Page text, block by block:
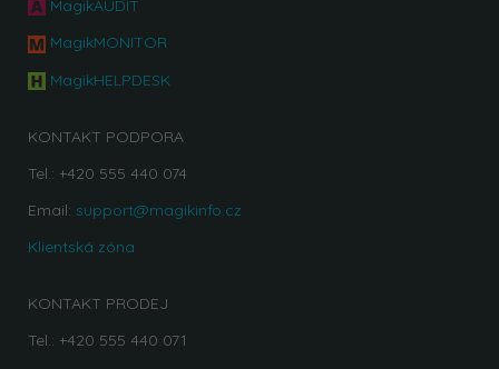
MagikAUDIT
MagikMONITOR
MagikHELPDESK
KONTAKT PODPORA
Tel.: +420 555 440 074
Email: support@magikinfo.cz
Klientská zóna
KONTAKT PRODEJ
Tel.: +420 555 440 071